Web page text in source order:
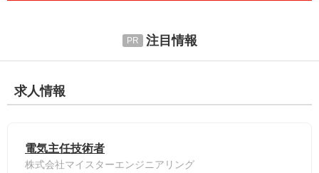
注目情報
求人情報
電気主任技術者
株式会社マイスターエンジニアリング